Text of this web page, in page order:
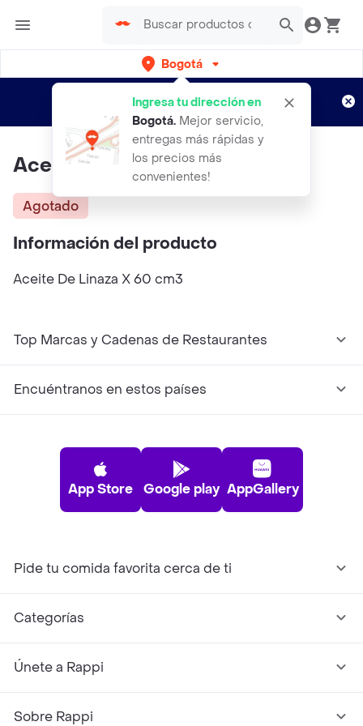
Bogotá
Ingresa tu dirección en
Bogotá. Mejor servicio,
entregas más rápidas y
los precios más
convenientes!
envíos gratis por semanas
Aplican TyC
Aceite De Linaza X 60 Cm3
Agotado
Información del producto
Aceite De Linaza X 60 cm3
Top Marcas y Cadenas de Restaurantes
Encuéntranos en estos países
App Store Google play AppGallery
Pide tu comida favorita cerca de ti
Categorías
Únete a Rappi
Sobre Rappi